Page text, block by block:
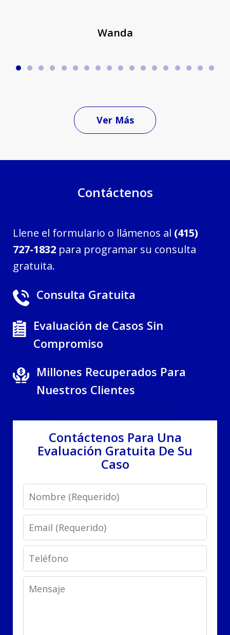
Wanda
Ver Más
Contáctenos
Llene el formulario o llámenos al (415)
727-1832 para programar su consulta
gratuita.
Consulta Gratuita
Evaluación de Casos Sin
Compromiso
Millones Recuperados Para
Nuestros Clientes
Contáctenos Para Una
Evaluación Gratuita De Su
Caso
Name
Email
Phone
Message